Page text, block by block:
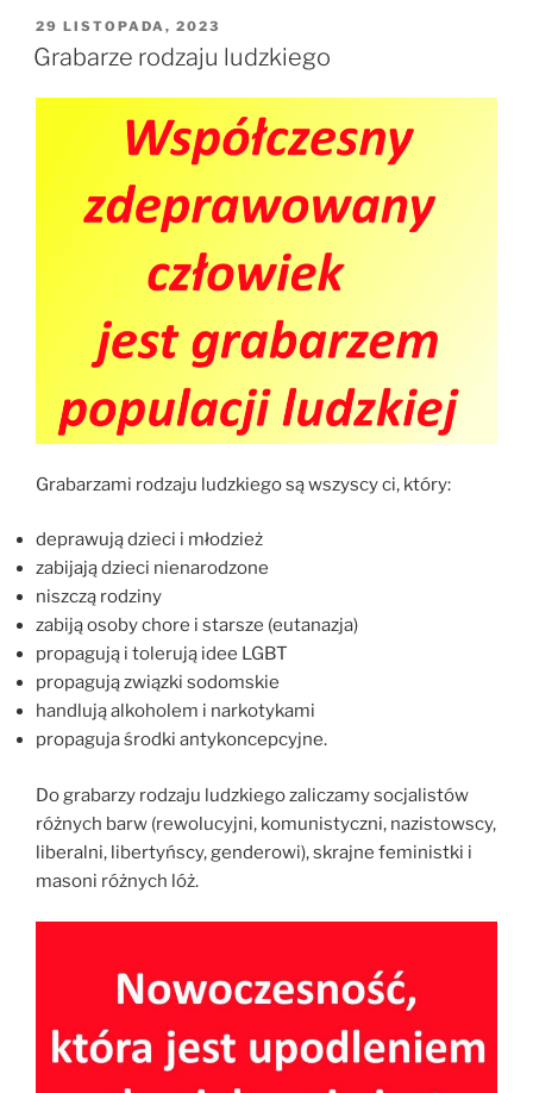
OPUBLIKOWANE
W
29 LISTOPADA, 2023
Grabarze rodzaju ludzkiego
Grabarzami rodzaju ludzkiego są wszyscy ci, który:
deprawują dzieci i młodzież
zabijają dzieci nienarodzone
niszczą rodziny
zabiją osoby chore i starsze (eutanazja)
propagują i tolerują idee LGBT
propagują związki sodomskie
handlują alkoholem i narkotykami
propaguja środki antykoncepcyjne.
Do grabarzy rodzaju ludzkiego zaliczamy socjalistów
różnych barw (rewolucyjni, komunistyczni, nazistowscy,
liberalni, libertyńscy, genderowi), skrajne feministki i
masoni różnych lóż.